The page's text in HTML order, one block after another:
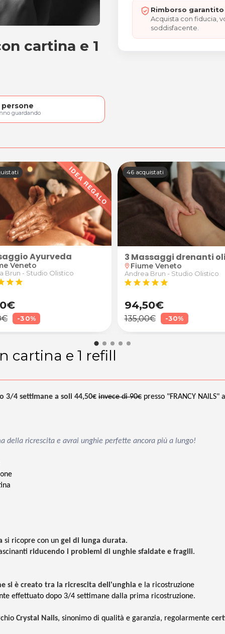
con cartina e 1 refill
cartina e 1
persone
guardando
Rimborso
Acquista con fiducia,
soddisfacente.
Ayurveda
Veneto
Brun - Studio Olistico
star star
-30%
46 acquistati
3 Massaggi drenanti
location_on Fiume Veneto
Andrea Brun - Studio Olistico
star star star star star
94,50€
135,00€ -30%
cartina e 1 refill
3/4 settimane a soli 44,50€ invece di 90€ presso "FRANCY NAILS" a
della ricrescita e avrai unghie perfette ancora più a lungo!
si ricopre con un gel di lunga durata.
riducendo i problemi di unghie sfaldate e fragili.
si è creato tra la ricrescita dell'unghia e la ricostruzione
effettuato dopo 3/4 settimane dalla prima ricostruzione.
Crystal Nails, sinonimo di qualità e garanzia, regolarmente